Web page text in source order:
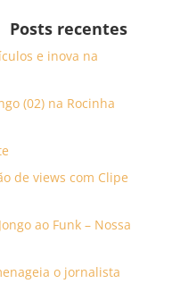
Posts recentes
e inova na
(02) na Rocinha
de views com Clipe
ao Funk – Nossa
o jornalista